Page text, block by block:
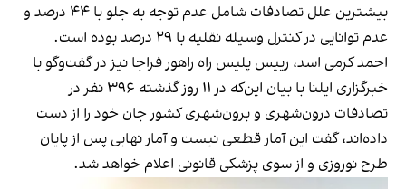
بیشترین علل تصادفات شامل عدم توجه به جلو با ۴۴ درصد و
عدم توانایی در کنترل وسیله نقلیه با ۲۹ درصد بوده است.
احمد کرمی اسد، رییس پلیس راه راهور فراجا نیز در گفت‌وگو با
خبرگزاری ایلنا با بیان این‌که در ۱۱ روز گذشته ۳۹۶ نفر در
تصادفات درون‌شهری و برون‌شهری کشور جان خود را از دست
داده‌اند، گفت این آمار قطعی نیست و آمار نهایی پس از پایان
طرح نوروزی و از سوی پزشکی قانونی اعلام خواهد شد.